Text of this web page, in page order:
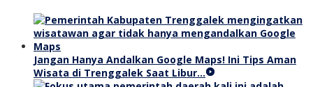
Jangan Hanya Andalkan Google Maps! Ini Tips Aman
Wisata di Trenggalek Saat Libur…